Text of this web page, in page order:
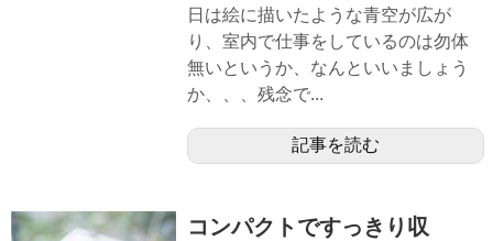
日は絵に描いたような青空が広が
り、室内で仕事をしているのは勿体
無いというか、なんといいましょう
か、、、残念で...
記事を読む
コンパクトですっきり収